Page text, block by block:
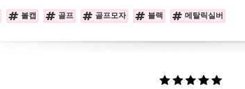
볼캡 골프 골프모자 블랙 메탈릭실버